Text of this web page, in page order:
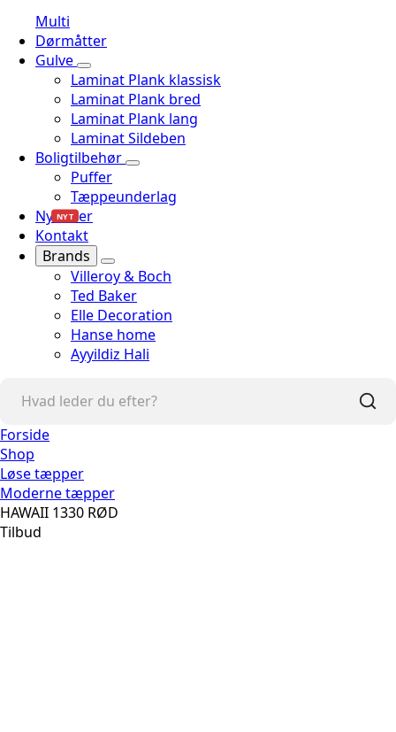
Multi
Dørmåtter
Gulve
Laminat Plank klassisk
Laminat Plank bred
Laminat Plank lang
Laminat Sildeben
Boligtilbehør
Puffer
Tæppeunderlag
Nyheder
NYT
Kontakt
Brands
Villeroy & Boch
Ted Baker
Elle Decoration
Hanse home
Ayyildiz Hali
Forside
Shop
Løse tæpper
Moderne tæpper
HAWAII 1330 RØD
Tilbud